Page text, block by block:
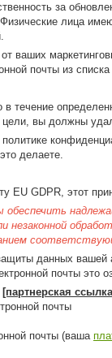
за
лица
ваших
почты из
течение
вы должны
делаете.
EU GDPR, этот
незаконной
данных вашей
почты это
[партнерская
почты
почты (ваша